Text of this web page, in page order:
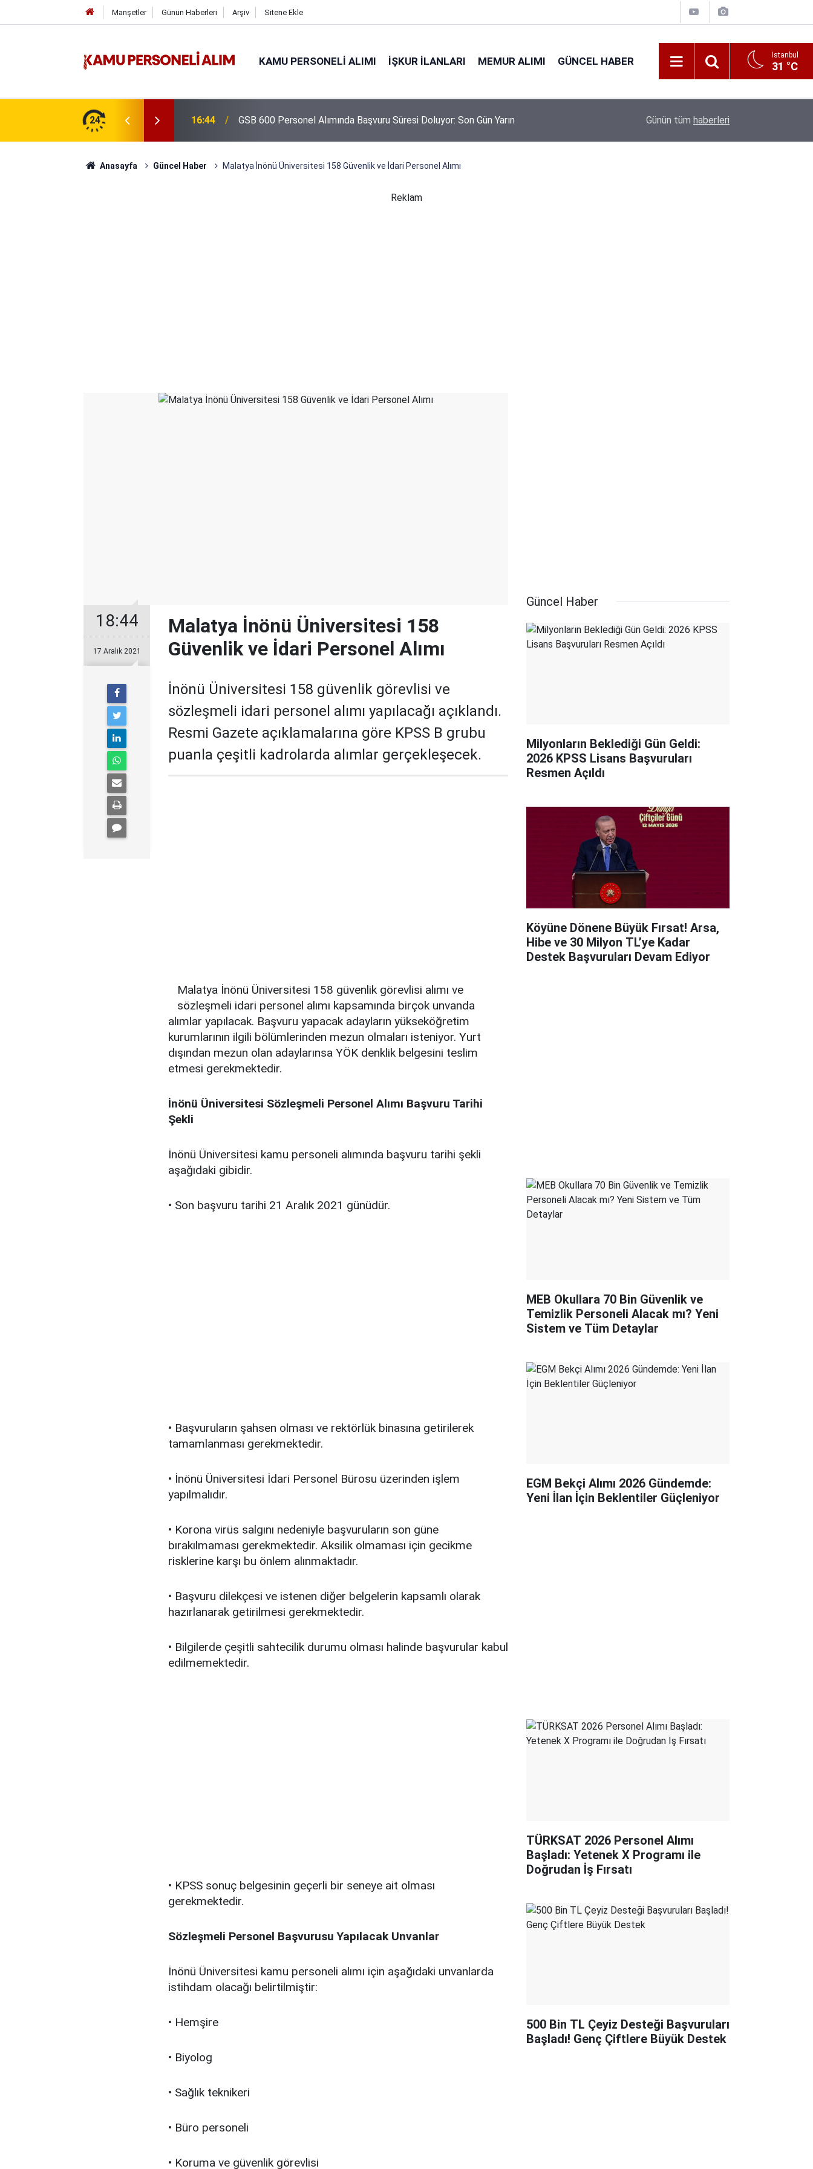
Manşetler Günün Haberleri Arşiv Sitene Ekle
KAMU PERSONELI ALIMI İŞKUR İLANLARI MEMUR ALIMI GÜNCEL HABER İstanbul
31 °C
24
Gündemde! Bakan Çiftçi Süreci
16:44 GSB 600 Personel Alımında Başvuru Süresi Doluyor: Son Gün Yarın Kıyı Emniyeti Genel Müdürlüğü 26 İşçi Alımı
Günün tüm haberleri
Anasayfa Güncel Haber Malatya İnönü Üniversitesi 158 Güvenlik ve İdari Personel Alımı
Reklam
18:44
17 Aralık 2021
Malatya İnönü Üniversitesi 158
Güvenlik ve İdari Personel Alımı
İnönü Üniversitesi 158 güvenlik görevlisi ve
sözleşmeli idari personel alımı yapılacağı açıklandı.
Resmi Gazete açıklamalarına göre KPSS B grubu
puanla çeşitli kadrolarda alımlar gerçekleşecek.
Malatya İnönü Üniversitesi 158 güvenlik görevlisi alımı ve
sözleşmeli idari personel alımı kapsamında birçok unvanda
alımlar yapılacak. Başvuru yapacak adayların yükseköğretim
kurumlarının ilgili bölümlerinden mezun olmaları isteniyor. Yurt
dışından mezun olan adaylarınsa YÖK denklik belgesini teslim
etmesi gerekmektedir.
İnönü Üniversitesi Sözleşmeli Personel Alımı Başvuru Tarihi
Şekli
İnönü Üniversitesi kamu personeli alımında başvuru tarihi şekli
aşağıdaki gibidir.
• Son başvuru tarihi 21 Aralık 2021 günüdür.
• Başvuruların şahsen olması ve rektörlük binasına getirilerek
tamamlanması gerekmektedir.
• İnönü Üniversitesi İdari Personel Bürosu üzerinden işlem
yapılmalıdır.
• Korona virüs salgını nedeniyle başvuruların son güne
bırakılmaması gerekmektedir. Aksilik olmaması için gecikme
risklerine karşı bu önlem alınmaktadır.
• Başvuru dilekçesi ve istenen diğer belgelerin kapsamlı olarak
hazırlanarak getirilmesi gerekmektedir.
• Bilgilerde çeşitli sahtecilik durumu olması halinde başvurular kabul
edilmemektedir.
• KPSS sonuç belgesinin geçerli bir seneye ait olması
gerekmektedir.
Sözleşmeli Personel Başvurusu Yapılacak Unvanlar
İnönü Üniversitesi kamu personeli alımı için aşağıdaki unvanlarda
istihdam olacağı belirtilmiştir:
• Hemşire
• Biyolog
• Sağlık teknikeri
• Büro personeli
• Koruma ve güvenlik görevlisi
Güncel Haber
Milyonların Beklediği Gün Geldi:
2026 KPSS Lisans Başvuruları
Resmen Açıldı
Köyüne Dönene Büyük Fırsat! Arsa,
Hibe ve 30 Milyon TL’ye Kadar
Destek Başvuruları Devam Ediyor
MEB Okullara 70 Bin Güvenlik ve
Temizlik Personeli Alacak mı? Yeni
Sistem ve Tüm Detaylar
EGM Bekçi Alımı 2026 Gündemde:
Yeni İlan İçin Beklentiler Güçleniyor
TÜRKSAT 2026 Personel Alımı
Başladı: Yetenek X Programı ile
Doğrudan İş Fırsatı
500 Bin TL Çeyiz Desteği Başvuruları
Başladı! Genç Çiftlere Büyük Destek